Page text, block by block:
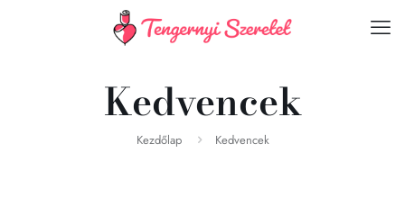
Kedvencek
Kezdőlap Kedvencek